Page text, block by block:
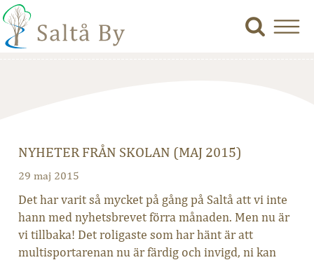
NYHETER FRÅN SKOLAN (MAJ 2015)
29 maj 2015
Det har varit så mycket på gång på Saltå att vi inte
hann med nyhetsbrevet förra månaden. Men nu är
vi tillbaka! Det roligaste som har hänt är att
multisportarenan nu är färdig och invigd, ni kan